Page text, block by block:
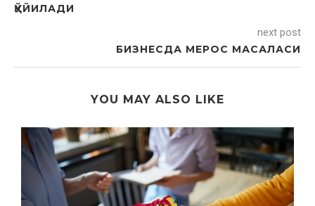
ҚЎЙИЛАДИ
next post
БИЗНЕСДА МЕРОС МАСАЛАСИ
YOU MAY ALSO LIKE